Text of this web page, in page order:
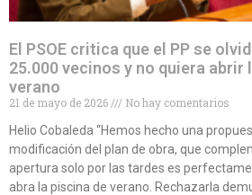
El PSOE critica que el PP se
25.000 vecinos y no quiera abrir
verano
21 de mayo de 2026
No hay comentarios
Helio Cobaleda “Hemos hecho una
modificación del plan de obra, que
apertura solo por las tardes es
abra la piscina de verano. Rechazarla